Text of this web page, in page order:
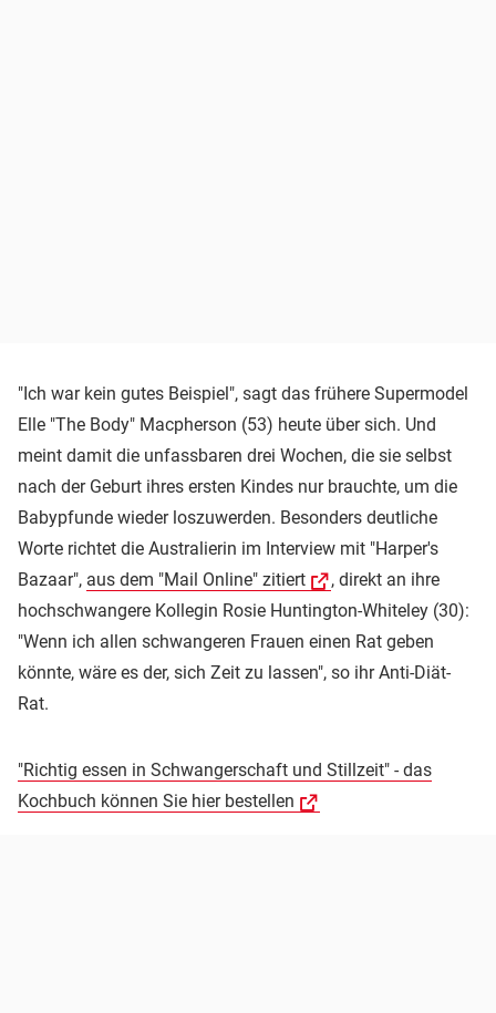
"Ich war kein gutes Beispiel", sagt das frühere Supermodel
Elle "The Body" Macpherson (53) heute über sich. Und
meint damit die unfassbaren drei Wochen, die sie selbst
nach der Geburt ihres ersten Kindes nur brauchte, um die
Babypfunde wieder loszuwerden. Besonders deutliche
Worte richtet die Australierin im Interview mit "Harper's
Bazaar", aus dem "Mail Online" zitiert
, direkt an ihre
hochschwangere Kollegin Rosie Huntington-Whiteley (30):
"Wenn ich allen schwangeren Frauen einen Rat geben
könnte, wäre es der, sich Zeit zu lassen", so ihr Anti-Diät-
Rat.
"Richtig essen in Schwangerschaft und Stillzeit" - das
Kochbuch können Sie hier bestellen